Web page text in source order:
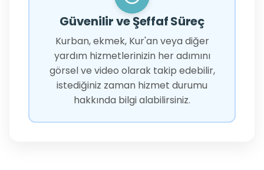
Güvenilir ve Şeffaf Süreç
Kurban, ekmek, Kur'an veya diğer
yardım hizmetlerinizin her adımını
görsel ve video olarak takip edebilir,
istediğiniz zaman hizmet durumu
hakkında bilgi alabilirsiniz.